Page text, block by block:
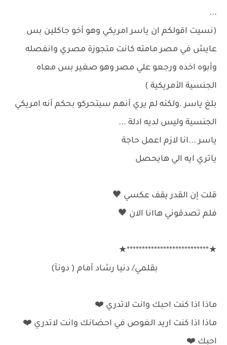
...
(نسيت اقولكم ان ياسر امريكي وهو أخو جاكلين بس
عايش في مصر مامته كانت متجوزة مصري وانفصله
وأبوه اخده ورجعو علي مصر وهو صغير بس معاه
الجنسية الأمريكية )
بلغ ياسر .ولكنه لم يري أنهم سيتحركو بحكم أنه امريكي
الجنسية وليس لديه ادلة ...
ياسر ...انا لازم اعمل حاجة
ياتري ايه الي هايحصل
قلت إن القدر يقف عكسي 🖤
فلم تصدقوني هاانا الان 🖤
★***************************★
بقلمي/ دنيا رشاد أمام ( دونآ)
ماذا اذا كنت احبك وانت لاتدري ⁦❤️⁩
ماذا اذا كنت اريد الغوص في احضانك وانت لاتدري ⁦❤️⁩
احبك ⁦❤️⁩